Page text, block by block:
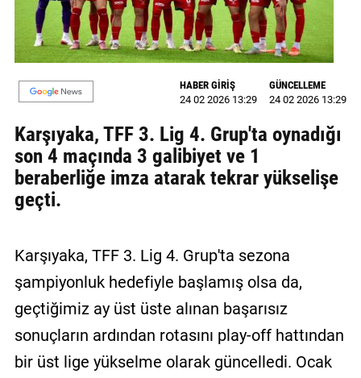
MAGAZİN
GALERİ
VİDEO
YAZARLAR
BİZE
ULAŞIN
İletişim
Gizlilik
Politikası
HABER GİRİŞ
24 02 2026 13:29
GÜNCELLEME
24 02 2026 13:29
Karşıyaka, TFF 3. Lig 4. Grup'ta oynadığı
son 4 maçında 3 galibiyet ve 1
beraberliğe imza atarak tekrar yükselişe
geçti.
Karşıyaka, TFF 3. Lig 4. Grup'ta sezona
şampiyonluk hedefiyle başlamış olsa da,
geçtiğimiz ay üst üste alınan başarısız
sonuçların ardından rotasını play-off hattından
bir üst lige yükselme olarak güncelledi. Ocak